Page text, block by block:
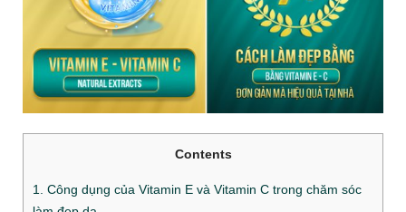
Contents
1. Công dụng của Vitamin E và Vitamin C trong chăm sóc